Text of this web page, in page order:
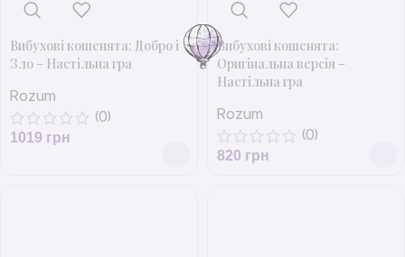
Вибухові кошенята: Добро і
Зло – Настільна гра
Rozum
(0)
1019 грн
Вибухові кошенята:
Оригінальна версія –
Настільна гра
Rozum
(0)
820 грн